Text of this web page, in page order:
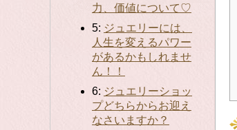
力、価値について♡
5: ジュエリーには、
人生を変えるパワー
があるかもしれませ
ん！！
6: ジュエリーショッ
プどちらからお迎え
なさいますか？